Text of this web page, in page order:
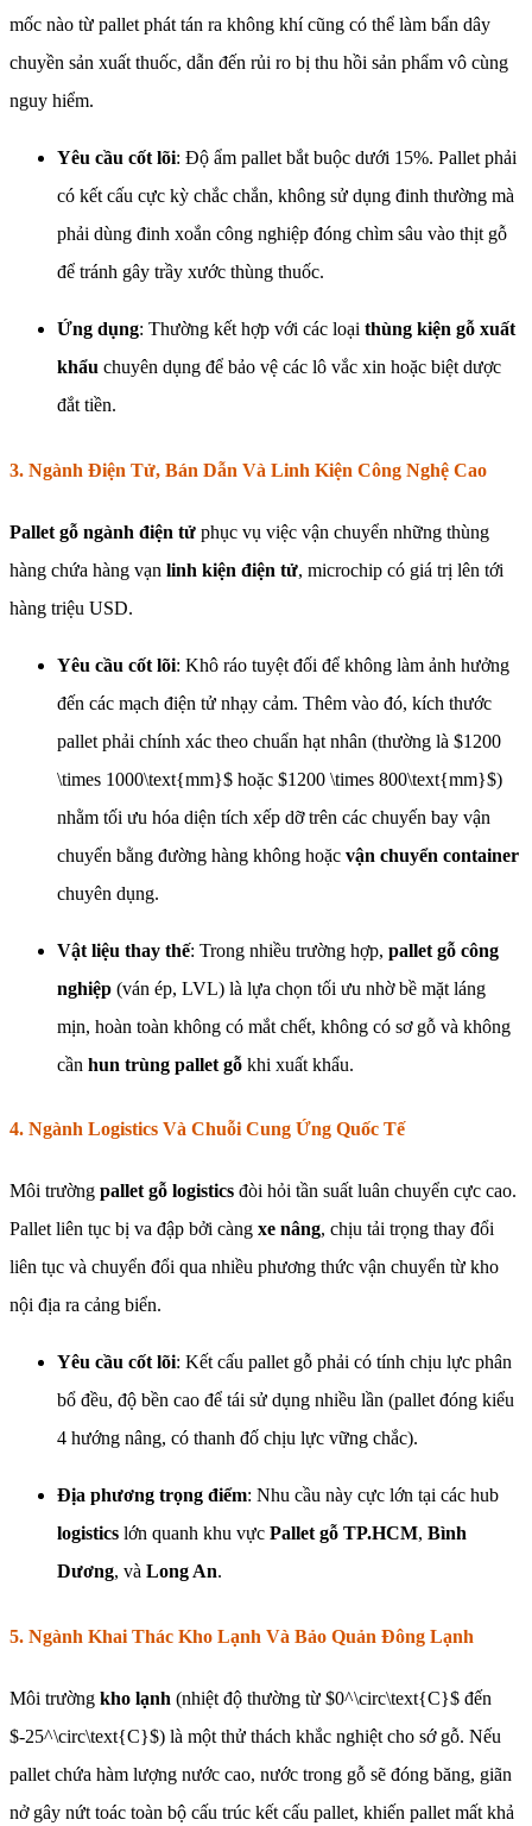
mốc nào từ pallet phát tán ra không khí cũng có thể làm bẩn dây
chuyền sản xuất thuốc, dẫn đến rủi ro bị thu hồi sản phẩm vô cùng
nguy hiểm.
Yêu cầu cốt lõi: Độ ẩm pallet bắt buộc dưới 15%. Pallet phải
có kết cấu cực kỳ chắc chắn, không sử dụng đinh thường mà
phải dùng đinh xoắn công nghiệp đóng chìm sâu vào thịt gỗ
để tránh gây trầy xước thùng thuốc.
Ứng dụng: Thường kết hợp với các loại thùng kiện gỗ xuất
khẩu chuyên dụng để bảo vệ các lô vắc xin hoặc biệt dược
đắt tiền.
3. Ngành Điện Tử, Bán Dẫn Và Linh Kiện Công Nghệ Cao
Pallet gỗ ngành điện tử phục vụ việc vận chuyển những thùng
hàng chứa hàng vạn linh kiện điện tử, microchip có giá trị lên tới
hàng triệu USD.
Yêu cầu cốt lõi: Khô ráo tuyệt đối để không làm ảnh hưởng
đến các mạch điện tử nhạy cảm. Thêm vào đó, kích thước
pallet phải chính xác theo chuẩn hạt nhân (thường là $1200
\times 1000\text{mm}$ hoặc $1200 \times 800\text{mm}$)
nhằm tối ưu hóa diện tích xếp dỡ trên các chuyến bay vận
chuyển bằng đường hàng không hoặc vận chuyển container
chuyên dụng.
Vật liệu thay thế: Trong nhiều trường hợp, pallet gỗ công
nghiệp (ván ép, LVL) là lựa chọn tối ưu nhờ bề mặt láng
mịn, hoàn toàn không có mắt chết, không có sơ gỗ và không
cần hun trùng pallet gỗ khi xuất khẩu.
4. Ngành Logistics Và Chuỗi Cung Ứng Quốc Tế
Môi trường pallet gỗ logistics đòi hỏi tần suất luân chuyển cực cao.
Pallet liên tục bị va đập bởi càng xe nâng, chịu tải trọng thay đổi
liên tục và chuyển đổi qua nhiều phương thức vận chuyển từ kho
nội địa ra cảng biển.
Yêu cầu cốt lõi: Kết cấu pallet gỗ phải có tính chịu lực phân
bổ đều, độ bền cao để tái sử dụng nhiều lần (pallet đóng kiểu
4 hướng nâng, có thanh đố chịu lực vững chắc).
Địa phương trọng điểm: Nhu cầu này cực lớn tại các hub
logistics lớn quanh khu vực Pallet gỗ TP.HCM, Bình
Dương, và Long An.
5. Ngành Khai Thác Kho Lạnh Và Bảo Quản Đông Lạnh
Môi trường kho lạnh (nhiệt độ thường từ $0^\circ\text{C}$ đến
$-25^\circ\text{C}$) là một thử thách khắc nghiệt cho sớ gỗ. Nếu
pallet chứa hàm lượng nước cao, nước trong gỗ sẽ đóng băng, giãn
nở gây nứt toác toàn bộ cấu trúc kết cấu pallet, khiến pallet mất khả